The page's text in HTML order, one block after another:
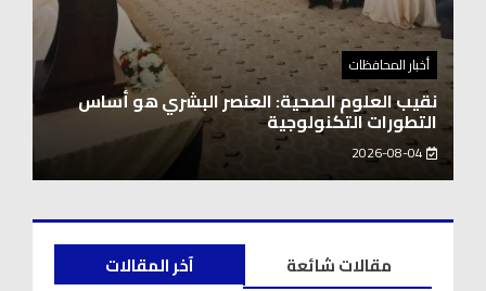
أخبار المحافظات
نقيب العلوم الصحية: العنصر البشري هو أساس
التطورات التكنولوجية
آخر المقالات
مقالات شائعة